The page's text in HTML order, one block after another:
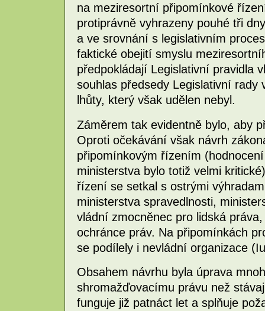
na meziresortní připomínkové
protiprávně vyhrazeny pouhé tři
a ve srovnání s legislativním
faktické obejití smyslu
předpokládají Legislativní pravidla
souhlas předsedy Legislativní
lhůty, který však udělen nebyl.
Záměrem tak evidentně bylo, aby
Oproti očekávání však návrh
připomínkovým řízením
ministerstva bylo totiž velmi
řízení se setkal s ostrými
ministerstva spravedlnosti,
vládní zmocněnec pro lidská
ochránce práv. Na připomínkách
se podílely i nevládní organizace
Obsahem návrhu byla úprava
shromažďovacímu právu než
funguje již patnáct let a splňuje